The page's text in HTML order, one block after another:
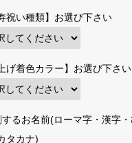
祝い種類】お選び下さい
げ着色カラー】お選び下さい
するお名前(ローマ字・漢字
タカナ)